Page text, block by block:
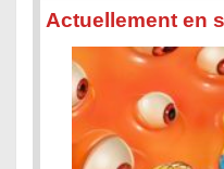
Actuellement en